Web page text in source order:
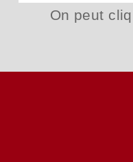
On peut